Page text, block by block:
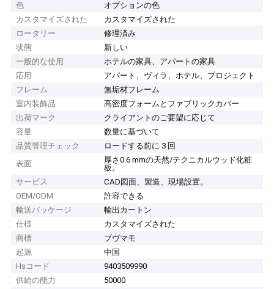
色
オプションの色
カスタマイズされた
カスタマイズされた
ロータリー
修理済み
状態
新しい
一般的な使用
ホテルの家具、アパートの家具
応用
アパート、ヴィラ、ホテル、プロジェクト
フレーム
無垢材フレーム
室内装飾品
高密度フォームとファブリックカバー
出荷マーク
クライアントのご要望に応じて
容量
数量に基づいて
品質管理チェック
ロードする前に 3 回
表面
厚さ0.6 mmの天然/テクニカルウッド化粧
板。
サービス
CAD図面、製造、現場設置。
OEM/ODM
許容できる
輸送パッケージ
輸出カートン
仕様
カスタマイズされた
商標
ブヴマモ
起源
中国
Hsコード
9403509990
供給の能力
50000